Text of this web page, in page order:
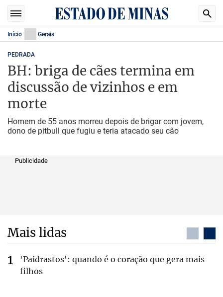
Início Gerais
PEDRADA
BH: briga de cães termina em
discussão de vizinhos e em
morte
Homem de 55 anos morreu depois de brigar com jovem,
dono de pitbull que fugiu e teria atacado seu cão
Publicidade
Mais lidas
'Paidrastos': quando é o coração que gera mais
filhos